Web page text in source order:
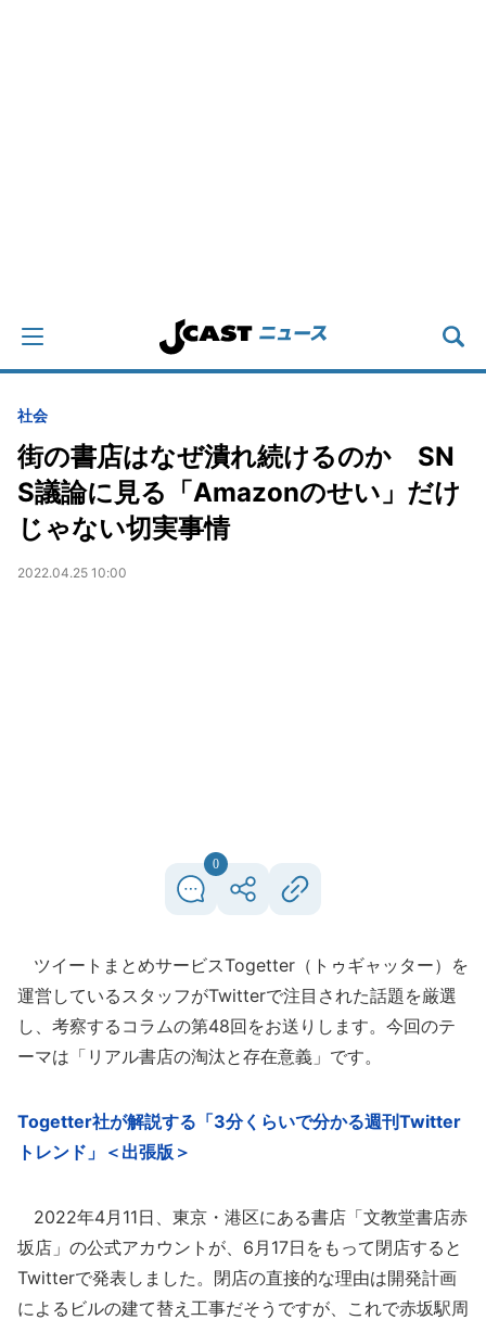
社会
街の書店はなぜ潰れ続けるのか SN
S議論に見る「Amazonのせい」だけ
じゃない切実事情
2022.04.25 10:00
0
ツイートまとめサービスTogetter（トゥギャッター）を
運営しているスタッフがTwitterで注目された話題を厳選
し、考察するコラムの第48回をお送りします。今回のテ
ーマは「リアル書店の淘汰と存在意義」です。
Togetter社が解説する「3分くらいで分かる週刊Twitter
トレンド」＜出張版＞
2022年4月11日、東京・港区にある書店「文教堂書店赤
坂店」の公式アカウントが、6月17日をもって閉店すると
Twitterで発表しました。閉店の直接的な理由は開発計画
によるビルの建て替え工事だそうですが、これで赤坂駅周